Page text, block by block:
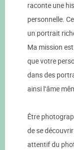
raconte une
personnelle.
un portrait
Ma mission
que votre
dans des
ainsi l’âme
Être
de se
attentif du